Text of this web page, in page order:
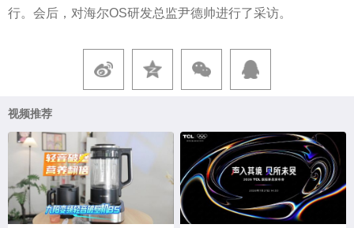
行。会后，对海尔OS研发总监尹德帅进行了采访。
视频推荐